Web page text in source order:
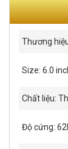
Thương
Size: 6.0
Chất liệu:
Độ cứng: